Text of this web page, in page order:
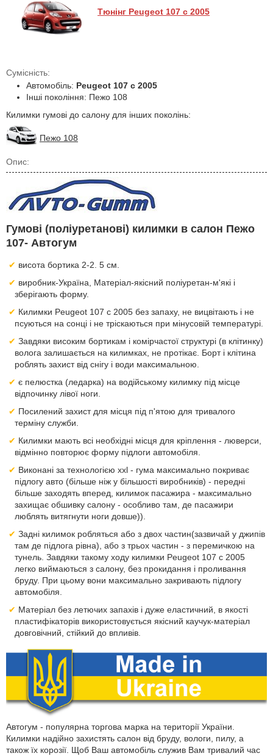
Тюнінг Peugeot 107 с 2005
Сумісність:
Автомобіль: Peugeot 107 с 2005
Інші покоління: Пежо 108
Килимки гумові до салону для інших поколінь:
Пежо 108
Опис:
Гумові (поліуретанові) килимки в салон Пежо
107- Автогум
висота бортика 2-2. 5 см.
виробник-Україна, Матеріал-якісний поліуретан-м'які і
зберігають форму.
Килимки Peugeot 107 с 2005 без запаху, не вицвітають і не
псуються на сонці і не тріскаються при мінусовій температурі.
Завдяки високим бортикам і комірчастої структурі (в клітинку)
волога залишається на килимках, не протікає. Борт і клітина
роблять захист від снігу і води максимальною.
є пелюстка (ледарка) на водійському килимку під місце
відпочинку лівої ноги.
Посилений захист для місця під п'ятою для тривалого
терміну служби.
Килимки мають всі необхідні місця для кріплення - люверси,
відмінно повторює форму підлоги автомобіля.
Виконані за технологією xxl - гума максимально покриває
підлогу авто (більше ніж у більшості виробників) - передні
більше заходять вперед, килимок пасажира - максимально
захищає обшивку салону - особливо там, де пасажири
люблять витягнути ноги довше)).
Задні килимок робляться або з двох частин(зазвичай у джипів
там де підлога рівна), або з трьох частин - з перемичкою на
тунель. Завдяки такому ходу килимки Peugeot 107 с 2005
легко виймаються з салону, без прокидання і проливання
бруду. При цьому вони максимально закривають підлогу
автомобіля.
Матеріал без летючих запахів і дуже еластичний, в якості
пластифікаторів використовується якісний каучук-матеріал
довговічний, стійкий до впливів.
Автогум - популярна торгова марка на території України.
Килимки надійно захистять салон від бруду, вологи, пилу, а
також їх корозії. Щоб Ваш автомобіль служив Вам тривалий час